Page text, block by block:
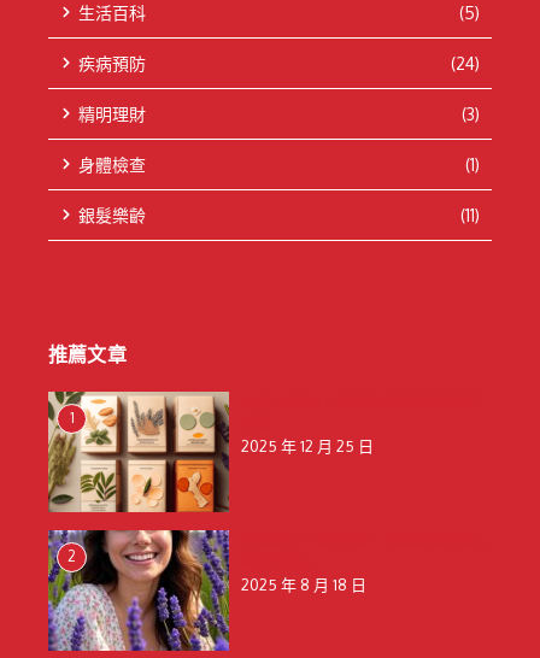
生活百科 (5)
疾病預防 (24)
精明理財 (3)
身體檢查 (1)
銀髮樂齡 (11)
推薦文章
1
2025 年 12 月 25 日
2
2025 年 8 月 18 日